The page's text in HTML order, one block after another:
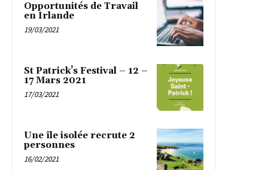
Opportunités de Travail
en Irlande
19/03/2021
St Patrick’s Festival – 12 –
17 Mars 2021
17/03/2021
Une île isolée recrute 2
personnes
16/02/2021